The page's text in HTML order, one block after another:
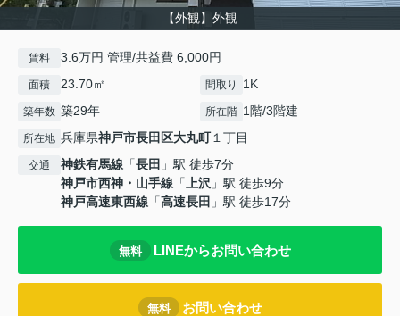
【外観】外観
賃料 3.6万円 管理/共益費 6,000円
面積 23.70㎡ 間取り 1K
築年数 築29年 所在階 1階/3階建
所在地 兵庫県神戸市長田区大丸町１丁目
交通 神鉄有馬線 「長田 」駅 徒歩7分
神戸市西神・山手線 「上沢 」駅 徒歩9分
神戸高速東西線 「高速長田 」駅 徒歩17分
無料 LINEからお問い合わせ
無料 お問い合わせ